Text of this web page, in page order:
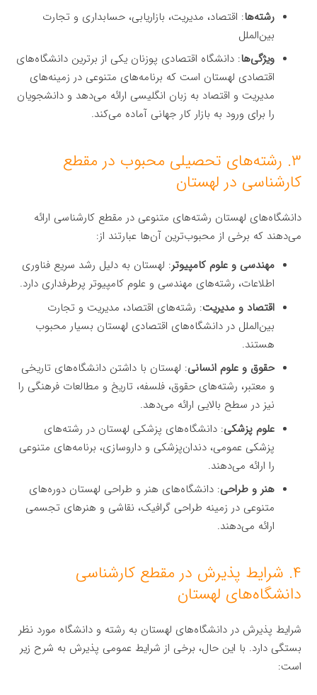
رشته‌ها: اقتصاد، مدیریت، بازاریابی، حسابداری و تجارت
بین‌الملل
ویژگی‌ها: دانشگاه اقتصادی پوزنان یکی از برترین دانشگاه‌های
اقتصادی لهستان است که برنامه‌های متنوعی در زمینه‌های
مدیریت و اقتصاد به زبان انگلیسی ارائه می‌دهد و دانشجویان
را برای ورود به بازار کار جهانی آماده می‌کند.
۳. رشته‌های تحصیلی محبوب در مقطع
کارشناسی در لهستان
دانشگاه‌های لهستان رشته‌های متنوعی در مقطع کارشناسی ارائه
می‌دهند که برخی از محبوب‌ترین آن‌ها عبارتند از:
مهندسی و علوم کامپیوتر: لهستان به دلیل رشد سریع فناوری
اطلاعات، رشته‌های مهندسی و علوم کامپیوتر پرطرفداری دارد.
اقتصاد و مدیریت: رشته‌های اقتصاد، مدیریت و تجارت
بین‌الملل در دانشگاه‌های اقتصادی لهستان بسیار محبوب
هستند.
حقوق و علوم انسانی: لهستان با داشتن دانشگاه‌های تاریخی
و معتبر، رشته‌های حقوق، فلسفه، تاریخ و مطالعات فرهنگی را
نیز در سطح بالایی ارائه می‌دهد.
علوم پزشکی: دانشگاه‌های پزشکی لهستان در رشته‌های
پزشکی عمومی، دندان‌پزشکی و داروسازی، برنامه‌های متنوعی
را ارائه می‌دهند.
هنر و طراحی: دانشگاه‌های هنر و طراحی لهستان دوره‌های
متنوعی در زمینه طراحی گرافیک، نقاشی و هنرهای تجسمی
ارائه می‌دهند.
۴. شرایط پذیرش در مقطع کارشناسی
دانشگاه‌های لهستان
شرایط پذیرش در دانشگاه‌های لهستان به رشته و دانشگاه مورد نظر
بستگی دارد. با این حال، برخی از شرایط عمومی پذیرش به شرح زیر
است: